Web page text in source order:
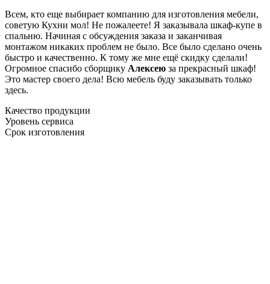
Всем, кто еще выбирает компанию для изготовления мебели,
советую Кухни мол! Не пожалеете! Я заказывала шкаф-купе в
спальню. Начиная с обсуждения заказа и заканчивая
монтажом никаких проблем не было. Все было сделано очень
быстро и качественно. К тому же мне ещё скидку сделали!
Огромное спасибо сборщику Алексею за прекрасный шкаф!
Это мастер своего дела! Всю мебель буду заказывать только
здесь.
Качество продукции
Уровень сервиса
Срок изготовления